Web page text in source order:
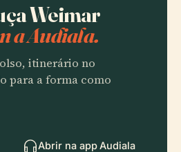
Weimar
a Audiala.
itinerário no
para a forma como
Abrir na app Audiala